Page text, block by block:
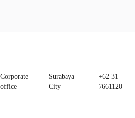
Corporate
office
Surabaya
City
+62 31
7661120